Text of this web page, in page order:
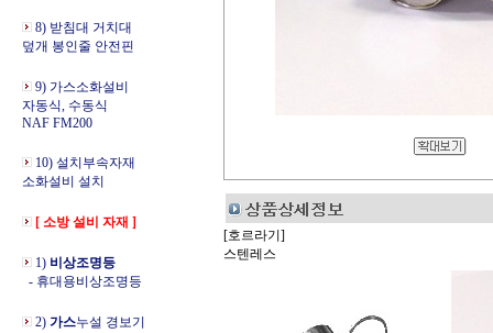
8) 받침대 거치대
덮개 봉인줄 안전핀
9) 가스소화설비
자동식, 수동식
NAF FM200
10) 설치부속자재
소화설비 설치
[ 소방 설비 자재 ]
1) 비상조명등
- 휴대용비상조명등
2) 가스누설 경보기
[호르라기]
스텐레스